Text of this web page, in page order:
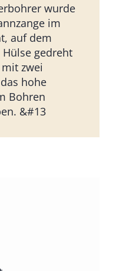
wurde
im
auf dem
gedreht
zwei
hohe
Bohren
&#13